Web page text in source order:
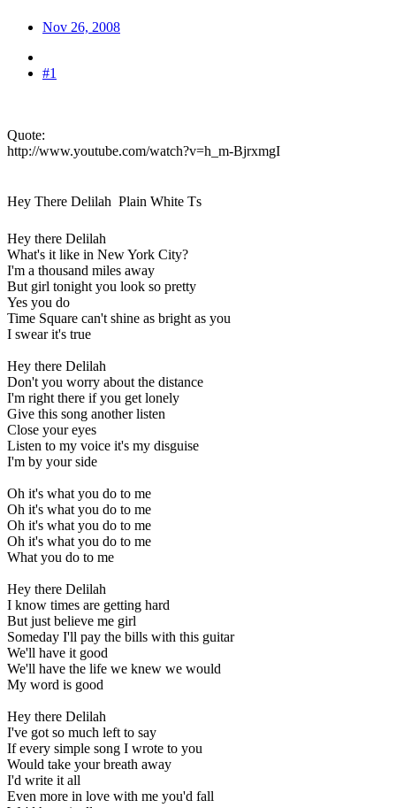
Nov 26, 2008
#1
Quote:
http://www.youtube.com/watch?v=h_m-BjrxmgI
Hey There Delilah  Plain White Ts
Hey there Delilah
What's it like in New York City?
I'm a thousand miles away
But girl tonight you look so pretty
Yes you do
Time Square can't shine as bright as you
I swear it's true
Hey there Delilah
Don't you worry about the distance
I'm right there if you get lonely
Give this song another listen
Close your eyes
Listen to my voice it's my disguise
I'm by your side
Oh it's what you do to me
Oh it's what you do to me
Oh it's what you do to me
Oh it's what you do to me
What you do to me
Hey there Delilah
I know times are getting hard
But just believe me girl
Someday I'll pay the bills with this guitar
We'll have it good
We'll have the life we knew we would
My word is good
Hey there Delilah
I've got so much left to say
If every simple song I wrote to you
Would take your breath away
I'd write it all
Even more in love with me you'd fall